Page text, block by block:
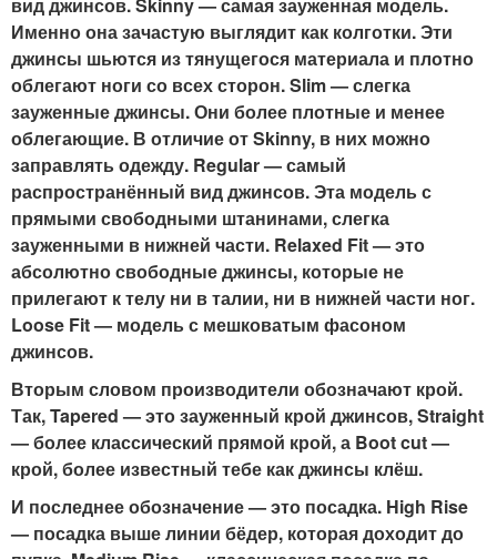
Именно она зачастую выглядит как колготки. Эти
джинсы шьются из тянущегося материала и плотно
облегают ноги со всех сторон. Slim — слегка
зауженные джинсы. Они более плотные и менее
облегающие. В отличие от Skinny, в них можно
заправлять одежду. Regular — самый
распространённый вид джинсов. Эта модель с
прямыми свободными штанинами, слегка
зауженными в нижней части. Relaxed Fit — это
абсолютно свободные джинсы, которые не
прилегают к телу ни в талии, ни в нижней части ног.
Loose Fit — модель с мешковатым фасоном
джинсов.
Вторым словом производители обозначают крой.
Так, Tapered — это зауженный крой джинсов, Straight
— более классический прямой крой, а Boot cut —
крой, более известный тебе как джинсы клёш.
И последнее обозначение — это посадка. High Rise
— посадка выше линии бёдер, которая доходит до